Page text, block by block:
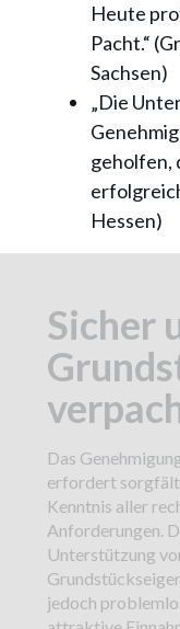
Heute
Pacht.“
Sachsen)
„Die
geholfen,
Hessen)
Sicher
Das
erfordert
Kenntnis aller
Anforderungen.
Unterstützung
jedoch